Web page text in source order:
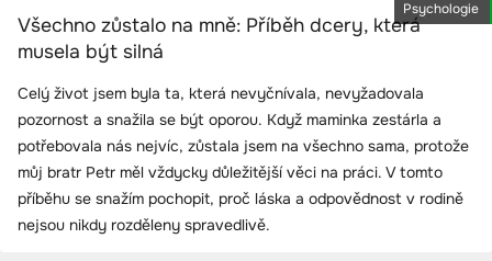
Psychologie
Všechno zůstalo na mně: Příběh dcery, která
musela být silná
Celý život jsem byla ta, která nevyčnívala, nevyžadovala
pozornost a snažila se být oporou. Když maminka zestárla a
potřebovala nás nejvíc, zůstala jsem na všechno sama, protože
můj bratr Petr měl vždycky důležitější věci na práci. V tomto
příběhu se snažím pochopit, proč láska a odpovědnost v rodině
nejsou nikdy rozděleny spravedlivě.